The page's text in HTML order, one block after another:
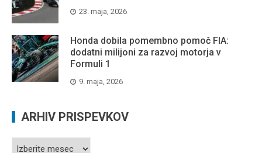
23. maja, 2026
Honda dobila pomembno pomoč FIA:
dodatni milijoni za razvoj motorja v
Formuli 1
9. maja, 2026
ARHIV PRISPEVKOV
Arhiv